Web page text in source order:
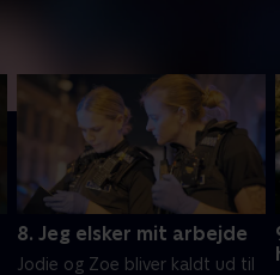
8. Jeg elsker mit arbejde
Jodie og Zoe bliver kaldt ud til